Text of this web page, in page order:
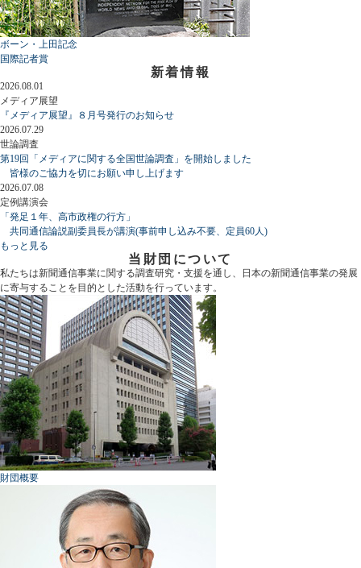
ボーン・上田記念
国際記者賞
新着情報
2026.08.01
メディア展望
『メディア展望』８月号発行のお知らせ
2026.07.29
世論調査
第19回「メディアに関する全国世論調査」を開始しました
皆様のご協力を切にお願い申し上げます
2026.07.08
定例講演会
「発足１年、高市政権の行方」
共同通信論説副委員長が講演(事前申し込み不要、定員60人)
もっと見る
当財団について
私たちは新聞通信事業に関する調査研究・支援を通し、日本の新聞通信事業の発展
に寄与することを目的とした活動を行っています。
財団概要